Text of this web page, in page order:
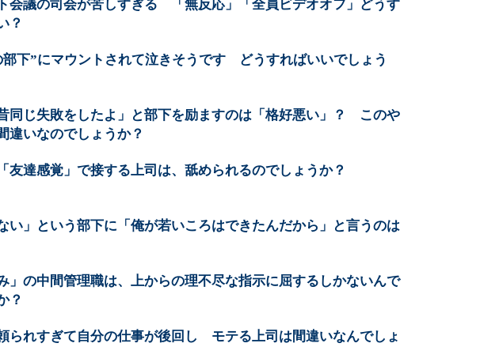
会議の司会が苦しすぎる 「無反応」「全員ビデオオフ」どうす
？
部下”にマウントされて泣きそうです どうすればいいでしょう
昔同じ失敗をしたよ」と部下を励ますのは「格好悪い」？ このや
違いなのでしょうか？
友達感覚」で接する上司は、舐められるのでしょうか？
い」という部下に「俺が若いころはできたんだから」と言うのは
」の中間管理職は、上からの理不尽な指示に屈するしかないんで
？
られすぎて自分の仕事が後回し モテる上司は間違いなんでしょ